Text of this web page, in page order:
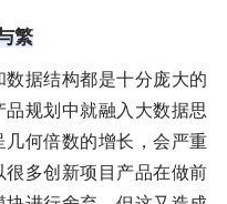
繁
据结构都是十分庞大的
规划中就融入大数据思
何倍数的增长，会严重
多创新项目产品在做前